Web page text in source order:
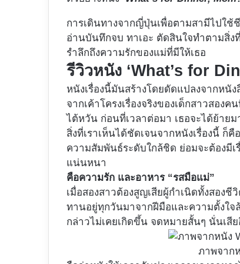
การเดินทางจากญี่ปุ่นเพื่อตามสามีไปใช้
อ่านบันทึกจบ ทาเอะ ตัดสินใจทำตามสิ่ง
รำลึกถึงความรักของแม่ที่มีให้เธอ
รีวิวหนัง ‘What’s for
หนังเรื่องนี้มันสร้างโดยดัดแปลงจากหนัง
จากเค้าโครงเรื่องจริงของเด็กสาวสอง
ไต้หวัน ก่อนที่เวลาต่อมา เธอจะได้ย้าย
สิ่งที่เราเห็นได้ชัดเจนจากหนังเรื่องนี้
ความสัมพันธ์ระดับใกล้ชิด ย่อมจะต้องมีเ
แน่นหนา
คือความรัก และอาหาร “รสมือแม่”
เมื่อสองสาวต้องสูญเสียผู้กำเนิดทั้งสอง
ทานอยู่ทุกวันมาจากฝีมือและความตั้งใจ
กล่าวไม่เคยเกิดขึ้น จดหมายสั้นๆ นั่นเสี
ภาพจาก